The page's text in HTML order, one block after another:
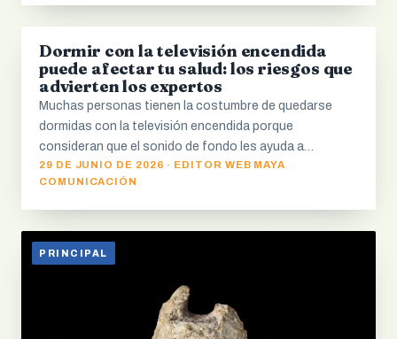
PRINCIPAL
Dormir con la televisión encendida
puede afectar tu salud: los riesgos que
advierten los expertos
Muchas personas tienen la costumbre de quedarse
dormidas con la televisión encendida porque
consideran que el sonido de fondo les ayuda a…
29 DE JUNIO DE 2026 · EDITOR WEB MAYA
COMUNICACIÓN
PRINCIPAL